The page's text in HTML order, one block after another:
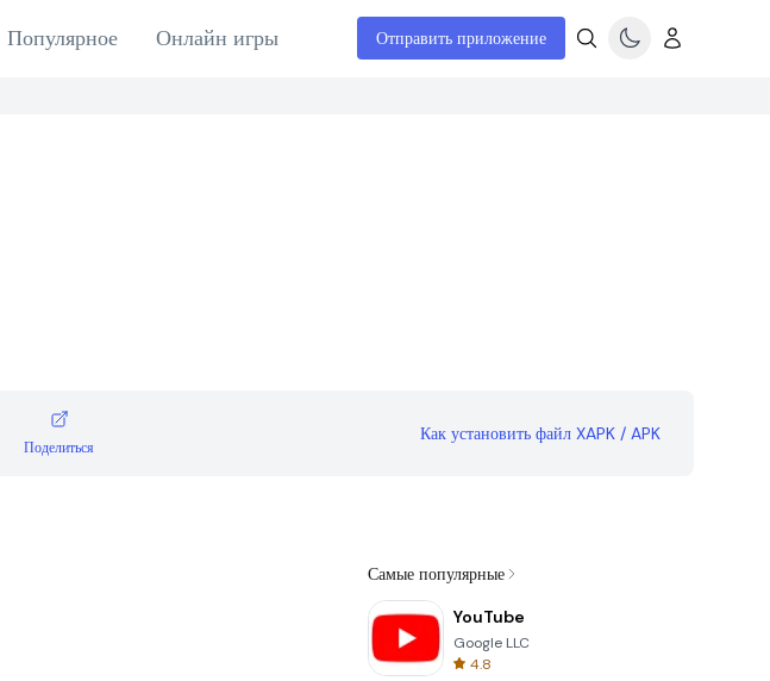
Популярное Онлайн игры Отправить приложение
Поделиться
Как установить файл XAPK / APK
Самые популярные
YouTube
Google LLC
4.8